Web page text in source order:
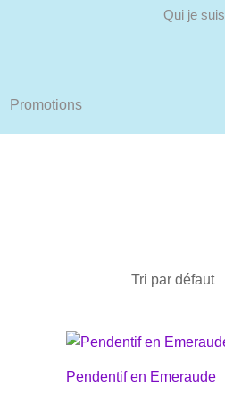
Qui je suis
Promotions
Pendentif en Emeraude